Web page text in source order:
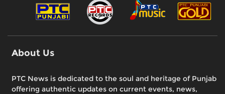
About Us
PTC News is dedicated to the soul and heritage of Punjab
offering authentic updates on current events, news,